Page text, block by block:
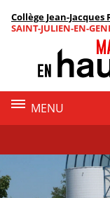
Contenu
Collège Jean-Jacques
SAINT-JULIEN-EN-
MENU